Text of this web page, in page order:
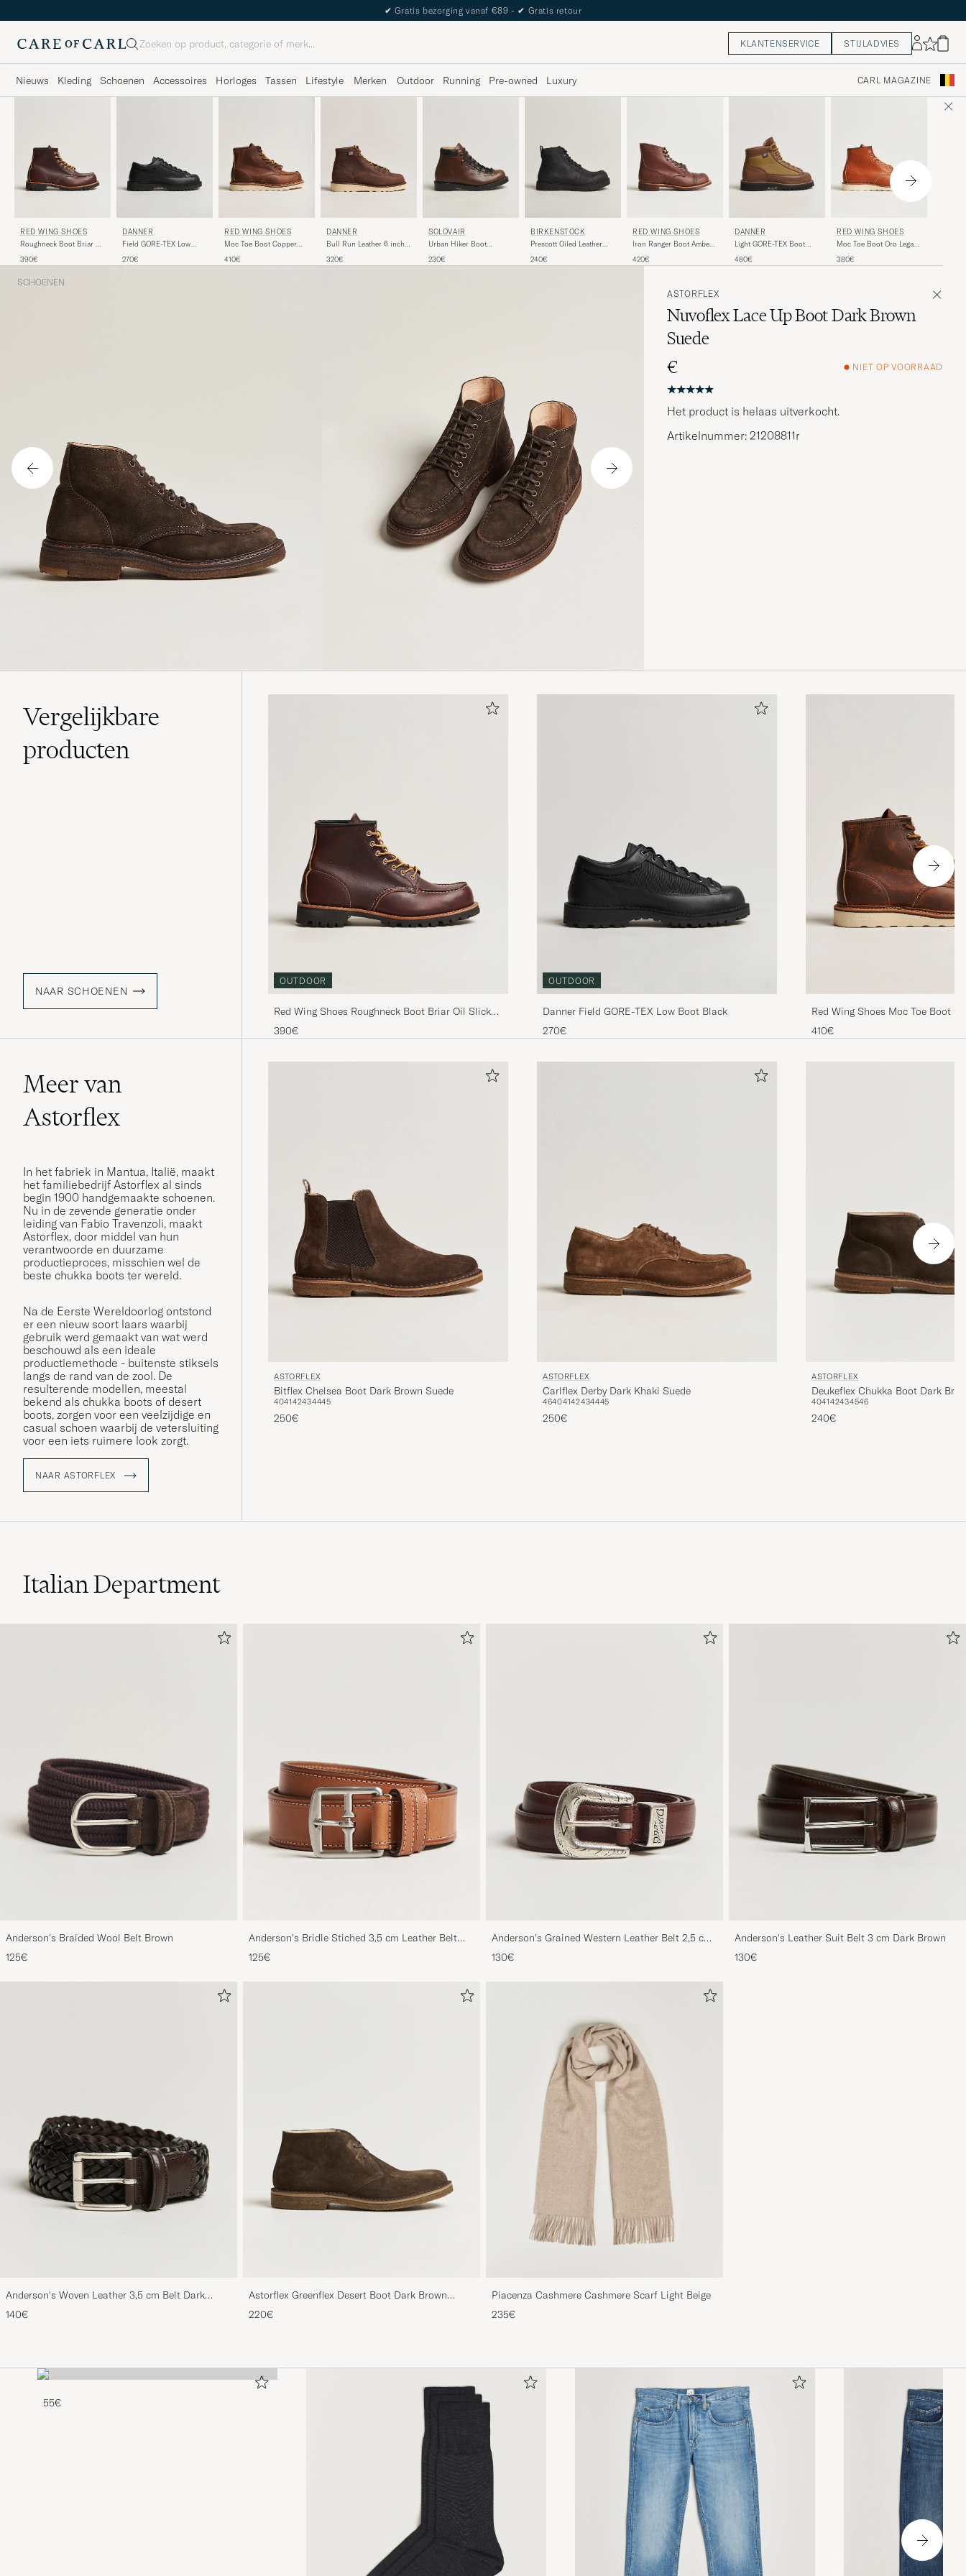
The Care of Carl Passport
Zoeken KLANTENSERVICE STIJLADVIES
Nieuws Kleding Schoenen Accessoires Horloges Tassen Lifestyle Merken Outdoor Running Pre-owned Luxury CARL MAGAZINE
RED WING SHOES
Roughneck Boot Briar Oil
390€
DANNER
Field GORE-TEX Low
270€
RED WING SHOES
Moc Toe Boot Copper
410€
DANNER
Bull Run Leather 6 inch
320€
SOLOVAIR
Urban Hiker Boot
230€
BIRKENSTOCK
Prescott Oiled Leather
240€
RED WING SHOES
Iron Ranger Boot Amber
420€
DANNER
Light GORE-TEX Boot
480€
RED WING SHOES
Moc Toe Boot Oro Legacy
380€
SCHOENEN
ASTORFLEX
Nuvoflex Lace Up Boot Dark Brown
Suede
€
NIET OP VOORRAAD
Het product is helaas uitverkocht.
Artikelnummer: 21208811r
Vergelijkbare
producten
NAAR SCHOENEN
OUTDOOR
Red Wing Shoes Roughneck Boot Briar Oil Slick
Leather
390€
OUTDOOR
Danner Field GORE-TEX Low Boot Black
270€
Red Wing Shoes Moc Toe Boot
Rough/Though Leather
410€
Meer van
Astorflex
In het fabriek in Mantua, Italië, maakt
het familiebedrijf Astorflex al sinds
begin 1900 handgemaakte schoenen.
Nu in de zevende generatie onder
leiding van Fabio Travenzoli, maakt
Astorflex, door middel van hun
verantwoorde en duurzame
productieproces, misschien wel de
beste chukka boots ter wereld.
Na de Eerste Wereldoorlog ontstond
er een nieuw soort laars waarbij
gebruik werd gemaakt van wat werd
beschouwd als een ideale
productiemethode - buitenste stiksels
langs de rand van de zool. De
resulterende modellen, meestal
bekend als chukka boots of desert
boots, zorgen voor een veelzijdige en
casual schoen waarbij de vetersluiting
voor een iets ruimere look zorgt.
NAAR ASTORFLEX
ASTORFLEX
Bitflex Chelsea Boot Dark Brown Suede
404142434445
250€
ASTORFLEX
Carlflex Derby Dark Khaki Suede
46404142434445
250€
ASTORFLEX
Deukeflex Chukka Boot Dark
404142434546
240€
Italian Department
Anderson's Braided Wool Belt Brown
125€
Anderson's Bridle Stiched 3,5 cm Leather Belt
Tan
125€
Anderson's Grained Western Leather Belt 2,5 cm
Brown
130€
Anderson's Leather Suit Belt 3 cm Dark Brown
130€
Anderson's Woven Leather 3,5 cm Belt Dark
Brown
140€
Astorflex Greenflex Desert Boot Dark Brown
Suede
220€
Piacenza Cashmere Cashmere Scarf Light Beige
235€
55€